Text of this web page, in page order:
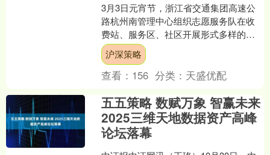
3月3日元宵节，浙江省交通集团高速公
路杭州南管理中心组织志愿服务队在收
费站、服务区、社区开展形式多样的主
题活动，在传承传统文化的同时，传递
安全理念与旅途温暖。 ....
沪深策略
查看： 156 分类： 天盛优配
五五策略 数赋万象 智赢未来
2025三维天地数据资产高峰
论坛落幕